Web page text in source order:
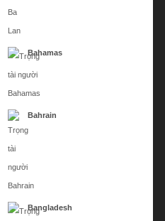
Bahamas
Bahrain
Bangladesh